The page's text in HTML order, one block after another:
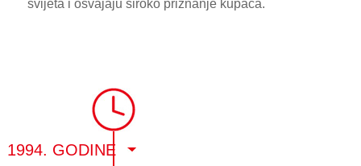
svijeta i osvajaju široko priznanje kupaca.
1994. GODINE